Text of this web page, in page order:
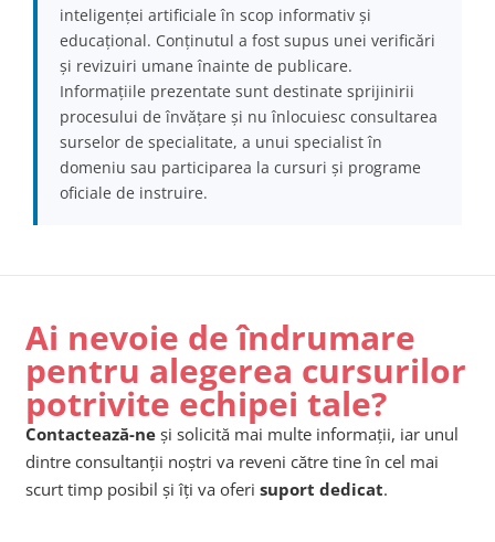
inteligenței artificiale în scop informativ și
educațional. Conținutul a fost supus unei verificări
și revizuiri umane înainte de publicare.
Informațiile prezentate sunt destinate sprijinirii
procesului de învățare și nu înlocuiesc consultarea
surselor de specialitate, a unui specialist în
domeniu sau participarea la cursuri și programe
oficiale de instruire.
Ai nevoie de îndrumare
pentru alegerea cursurilor
potrivite echipei tale?
Contactează-ne și solicită mai multe informații, iar unul
dintre consultanții noștri va reveni către tine în cel mai
scurt timp posibil și îți va oferi suport dedicat.